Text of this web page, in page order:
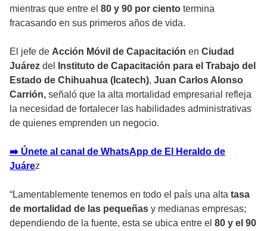
mientras que entre el 80 y 90 por ciento termina
fracasando en sus primeros años de vida.
El jefe de Acción Móvil de Capacitación en Ciudad
Juárez del
Instituto de Capacitación para el Trabajo del
Estado de Chihuahua (Icatech), Juan Carlos Alonso
Carrión, señaló que la alta mortalidad empresarial refleja
la necesidad de fortalecer las habilidades administrativas
de quienes emprenden un negocio.
➡️ Únete al canal de WhatsApp de El Heraldo de
Juárez
“Lamentablemente tenemos en todo el país una alta tasa
de mortalidad de las pequeñas y medianas empresas;
dependiendo de la fuente, esta se ubica entre el 80 y el 90